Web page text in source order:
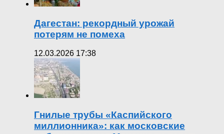
Дагестан: рекордный урожай
потерям не помеха
12.03.2026 17:38
Гнилые трубы «Каспийского
миллионника»: как московские